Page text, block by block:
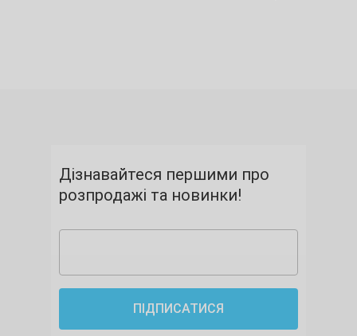
Дізнавайтеся першими про
розпродажі та новинки!
ПІДПИСАТИСЯ